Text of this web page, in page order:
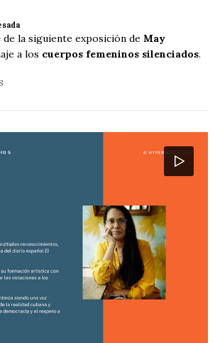
de la siguiente exposición de May
a los cuerpos femeninos silenciados.